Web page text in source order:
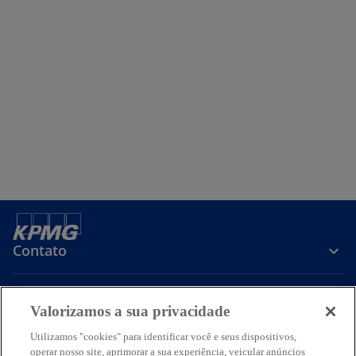
Contato
Sobre a KPMG
Valorizamos a sua privacidade
Utilizamos "cookies" para identificar você e seus dispositivos,
operar nosso site, aprimorar a sua experiência, veicular anúncios